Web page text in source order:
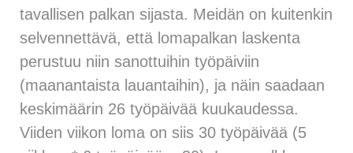
tavallisen palkan sijasta. Meidän on kuitenkin
selvennettävä, että lomapalkan laskenta
perustuu niin sanottuihin työpäiviin
(maanantaista lauantaihin), ja näin saadaan
keskimäärin 26 työpäivää kuukaudessa.
Viiden viikon loma on siis 30 työpäivää (5